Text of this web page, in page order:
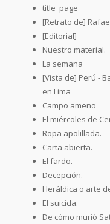
title_page
[Retrato de]
[Editorial]
Nuestro material.
La semana
[Vista de] Perú -
en Lima
Campo ameno
El miércoles de
Ropa apolillada.
Carta abierta.
El fardo.
Decepción.
Heráldica o arte
El suicida.
De cómo murió